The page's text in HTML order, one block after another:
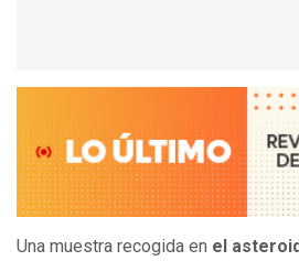
Una muestra recogida en el